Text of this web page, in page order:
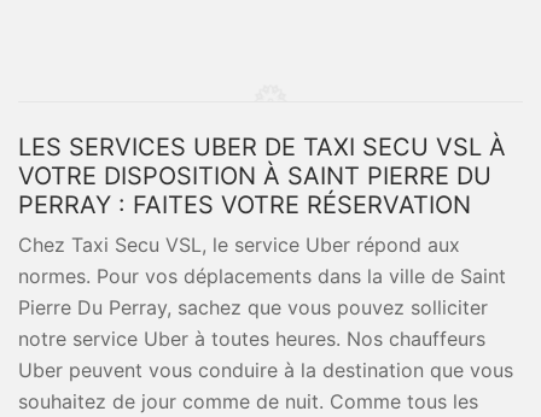
LES SERVICES UBER DE TAXI SECU VSL À
VOTRE DISPOSITION À SAINT PIERRE DU
PERRAY : FAITES VOTRE RÉSERVATION
Chez Taxi Secu VSL, le service Uber répond aux
normes. Pour vos déplacements dans la ville de Saint
Pierre Du Perray, sachez que vous pouvez solliciter
notre service Uber à toutes heures. Nos chauffeurs
Uber peuvent vous conduire à la destination que vous
souhaitez de jour comme de nuit. Comme tous les